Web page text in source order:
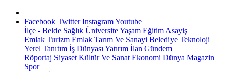
Facebook Twitter InstagramYoutube
İlçe - Belde Sağlık ÜniversiteYaşam Eğitim Asayiş
Emlak Turizm Emlak Tarım Ve Sanayi Belediye Teknoloji
Yerel Tanıtım İş Dünyası Yatırım İlan Gündem
Röportaj Siyaset Kültür Ve Sanat Ekonomi Dünya Magazin
Spor